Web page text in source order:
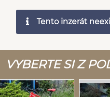
Tento inzerát
VYBERTE SI Z